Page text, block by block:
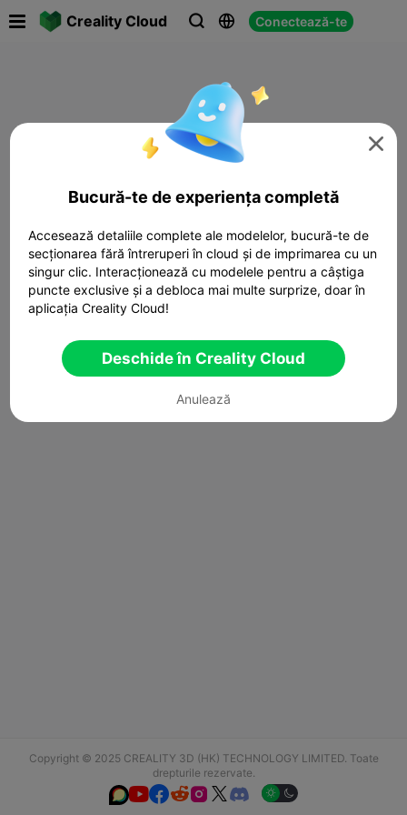
Creality Cloud   Conectează-te
Copyright © 2025 CREALITY 3D (HK) TECHNOLOGY LIMITED. Toate
drepturile rezervate.
  

Bucură-te de experiența completă
Accesează detaliile complete ale modelelor, bucură-te de
secționarea fără întreruperi în cloud și de imprimarea cu un
singur clic. Interacționează cu modelele pentru a câștiga
puncte exclusive și a debloca mai multe surprize, doar în
aplicația Creality Cloud!
Deschide în Creality Cloud
Anulează